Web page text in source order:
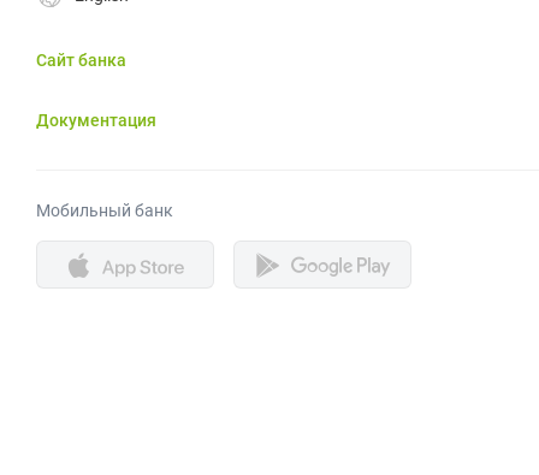
Сайт банка
Документация
Мобильный банк